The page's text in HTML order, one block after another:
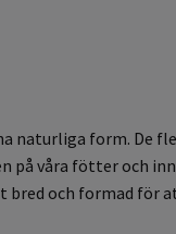
naturliga form. De
på våra fötter och
bred och formad för